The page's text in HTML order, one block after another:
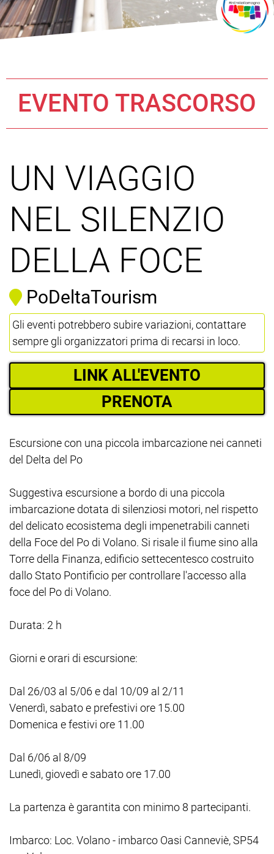
EVENTO TRASCORSO
UN VIAGGIO
NEL SILENZIO
DELLA FOCE
PoDeltaTourism
Gli eventi potrebbero subire variazioni, contattare
sempre gli organizzatori prima di recarsi in loco.
LINK ALL'EVENTO
PRENOTA
Escursione con una piccola imbarcazione nei canneti
del Delta del Po
Suggestiva escursione a bordo di una piccola
imbarcazione dotata di silenziosi motori, nel rispetto
del delicato ecosistema degli impenetrabili canneti
della Foce del Po di Volano. Si risale il fiume sino alla
Torre della Finanza, edificio settecentesco costruito
dallo Stato Pontificio per controllare l'accesso alla
foce del Po di Volano.
Durata: 2 h
Giorni e orari di escursione:
Dal 26/03 al 5/06 e dal 10/09 al 2/11
Venerdì, sabato e prefestivi ore 15.00
Domenica e festivi ore 11.00
Dal 6/06 al 8/09
Lunedì, giovedì e sabato ore 17.00
La partenza è garantita con minimo 8 partecipanti.
Imbarco: Loc. Volano - imbarco Oasi Canneviè, SP54